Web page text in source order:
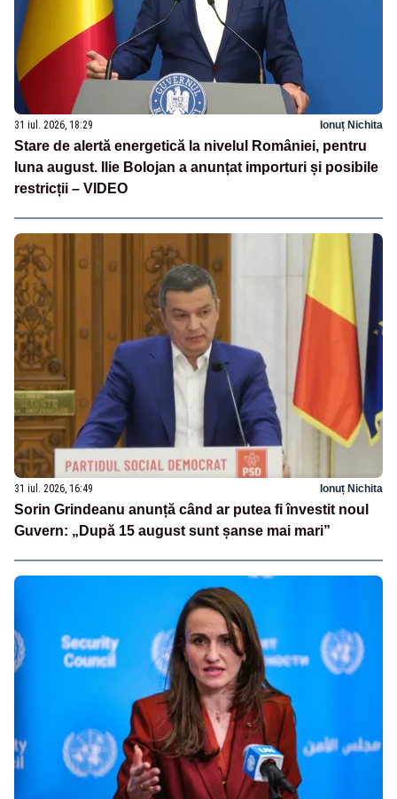
31 iul. 2026, 18:29 Ionuț Nichita
Stare de alertă energetică la nivelul României, pentru
luna august. Ilie Bolojan a anunțat importuri și posibile
restricții – VIDEO
31 iul. 2026, 16:49 Ionuț Nichita
Sorin Grindeanu anunță când ar putea fi învestit noul
Guvern: „După 15 august sunt șanse mai mari”